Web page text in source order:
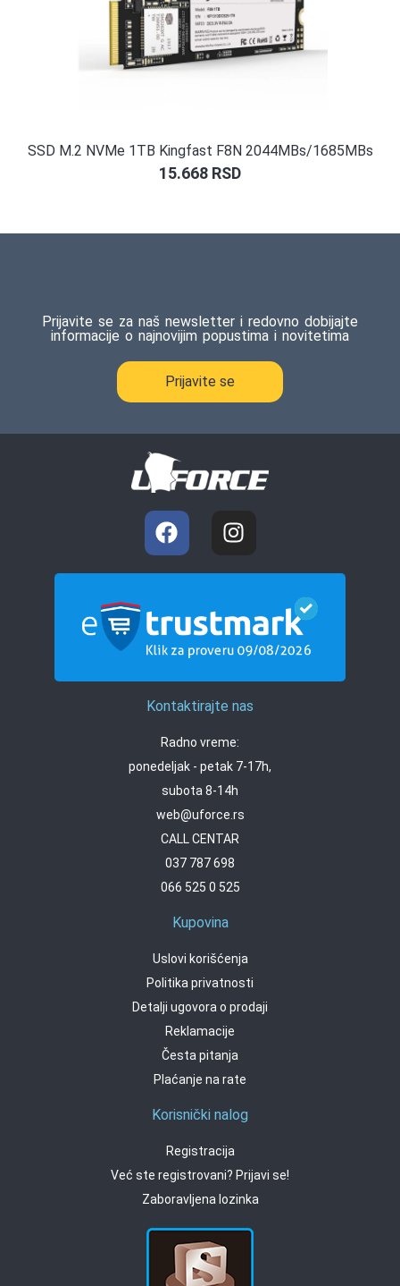
SSD M.2 NVMe 1TB Kingfast F8N 2044MBs/1685MBs
15.668 RSD
Prijavite se za naš newsletter i redovno dobijajte
informacije o najnovijim popustima i novitetima
Prijavite se
Kontaktirajte nas
Radno vreme:
ponedeljak - petak 7-17h,
subota 8-14h
web@uforce.rs
CALL CENTAR
037 787 698
066 525 0 525
Kupovina
Uslovi korišćenja
Politika privatnosti
Detalji ugovora o prodaji
Reklamacije
Česta pitanja
Plaćanje na rate
Korisnički nalog
Registracija
Već ste registrovani? Prijavi se!
Zaboravljena lozinka